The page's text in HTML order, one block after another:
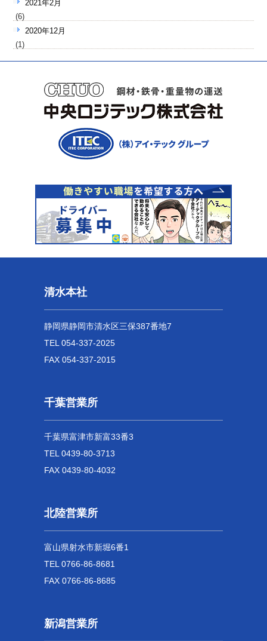
2021年2月
(6)
2020年12月
(1)
清水本社
静岡県静岡市清水区三保387番地7
TEL 054-337-2025
FAX 054-337-2015
千葉営業所
千葉県富津市新富33番3
TEL 0439-80-3713
FAX 0439-80-4032
北陸営業所
富山県射水市新堀6番1
TEL 0766-86-8681
FAX 0766-86-8685
新潟営業所